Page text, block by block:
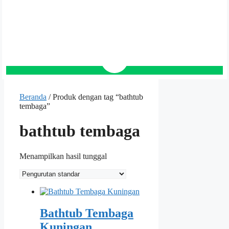
Beranda / Produk dengan tag “bathtub
tembaga”
bathtub tembaga
Menampilkan hasil tunggal
Bathtub Tembaga